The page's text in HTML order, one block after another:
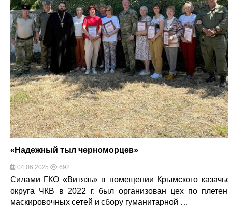
«Надежный тыл черноморцев»
04.06.2025 692
Силами ГКО «Витязь» в помещении Крымского
округа ЧКВ в 2022 г. был организован цех по
маскировочных сетей и сбору гуманитарной …